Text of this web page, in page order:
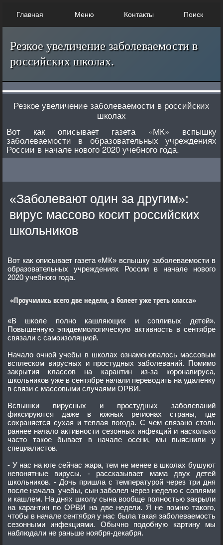
Главная Меню Контакты Поиск
Резкое увеличение заболеваемости в
российских школах.
Резкое увеличение заболеваемости в российских
школах
Вот как описывает газета «МК» вспышку
заболеваемости в образовательных учреждениях
России в начале нового 2020 учебного года.
«Заболевают один за другим»:
вирус массово косит российских
школьников
Вот как описывает газета «МК» вспышку заболеваемости в
образовательных учреждениях России в начале нового
2020 учебного года.
«Проучились всего две недели, а болеет уже треть класса»
«В школе полно кашляющих и сопливых детей».
Повышенную эпидемиологическую активность в сентябре
связали с самоизоляцией.
Начало очной учебы в школах ознаменовалось массовым
всплеском вирусных и простудных заболеваний. Помимо
закрытия классов на карантин из-за коронавируса,
школьников уже в сентябре начали переводить на удаленку
в связи с массовыми случаями ОРВИ.
Вспышки вирусных и простудных заболеваний
фиксируются даже в южных регионах страны, где
сохраняется сухая и теплая погода. С чем связано столь
раннее начало активности сезонных инфекций и насколько
часто такое бывает в начале осени, мы выяснили у
специалистов.
- У нас на юге сейчас жара, тем не менее в школах бушуют
непонятные вирусы, - рассказывает мама двух детей
школьников. - Дочь пришла с температурой через три дня
после начала учебы, сын заболел через неделю с соплями
и кашлем. На днях школу сына вообще полностью закрыли
на карантин по ОРВИ на две недели. Я не помню такого,
чтобы в начале сентября у нас была такая заболеваемость
сезонными инфекциями. Обычно подобную картину мы
наблюдали не раньше ноября-декабря.